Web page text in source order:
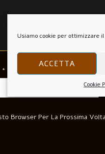
Usiamo cookie per ottimizzare
ACCETTA
Cookie
*
Browser Per La Prossima